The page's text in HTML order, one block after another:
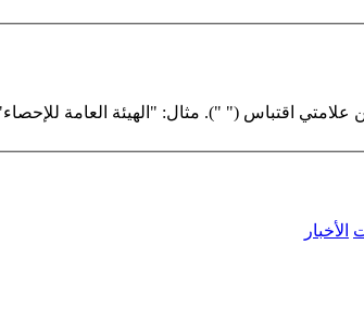
اقتباس (" "). مثال: "الهيئة العامة
الأخبار